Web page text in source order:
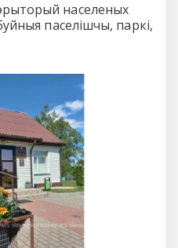
населеных
паселішчы, паркі,